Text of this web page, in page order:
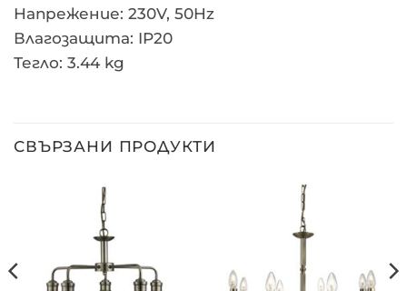
Напрежение: 230V, 50Hz
Влагозащита: IP20
Тегло: 3.44 kg
СВЪРЗАНИ ПРОДУКТИ